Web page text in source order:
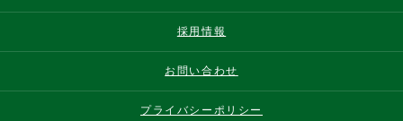
採用情報
お問い合わせ
プライバシーポリシー